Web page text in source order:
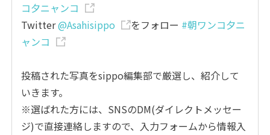
コ夕ニャンコ
Twitter@Asahisippo をフォロー #朝ワンコ夕ニ
ャンコ
投稿された写真をsippo編集部で厳選し、紹介して
いきます。
※選ばれた方には、SNSのDM(ダイレクトメッセー
ジ)で直接連絡しますので、入力フォームから情報入